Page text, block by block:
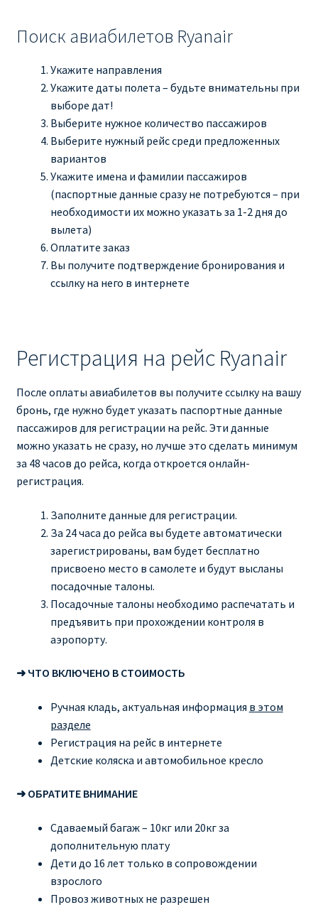
Поиск авиабилетов Ryanair
Укажите направления
Укажите даты полета – будьте внимательны при
выборе дат!
Выберите нужное количество пассажиров
Выберите нужный рейс среди предложенных
вариантов
Укажите имена и фамилии пассажиров
(паспортные данные сразу не потребуются – при
необходимости их можно указать за 1-2 дня до
вылета)
Оплатите заказ
Вы получите подтверждение бронирования и
ссылку на него в интернете
Регистрация на рейс Ryanair
После оплаты авиабилетов вы получите ссылку на вашу
бронь, где нужно будет указать паспортные данные
пассажиров для регистрации на рейс. Эти данные
можно указать не сразу, но лучше это сделать минимум
за 48 часов до рейса, когда откроется онлайн-
регистрация.
Заполните данные для регистрации.
За 24 часа до рейса вы будете автоматически
зарегистрированы, вам будет бесплатно
присвоено место в самолете и будут высланы
посадочные талоны.
Посадочные талоны необходимо распечатать и
предъявить при прохождении контроля в
аэропорту.
➜ ЧТО ВКЛЮЧЕНО В СТОИМОСТЬ
Ручная кладь, актуальная информация в этом
разделе
Регистрация на рейс в интернете
Детские коляска и автомобильное кресло
➜ ОБРАТИТЕ ВНИМАНИЕ
Сдаваемый багаж – 10кг или 20кг за
дополнительную плату
Дети до 16 лет только в сопровождении
взрослого
Провоз животных не разрешен